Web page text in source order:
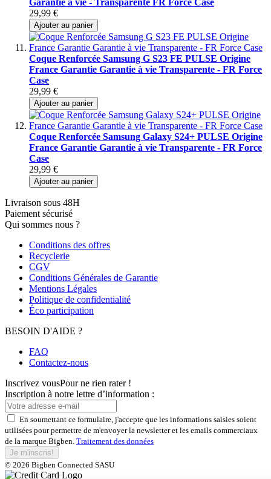
29,99 €
Ajouter au panier
Coque Renforcée Samsung G S23 FE PULSE Origine
France Garantie Garantie à vie Transparente - FR Force
Case
29,99 €
Ajouter au panier
Coque Renforcée Samsung Galaxy S24+ PULSE Origine
France Garantie Garantie à vie Transparente - FR Force
Case
29,99 €
Ajouter au panier
Livraison sous 48H
Paiement sécurisé
Qui sommes nous ?
Conditions des offres
Recyclerie
CGV
Conditions Générales de Garantie
Mentions Légales
Politique de confidentialité
Éco participation
BESOIN D'AIDE ?
FAQ
Contactez-nous
Inscrivez vousPour ne rien rater !
Inscription à notre lettre d’information :
En soumettant ce formulaire, j'accepte que les informations saisies soient
utilisées pour permettre de m'envoyer la newsletter et les emails commerciaux
de la marque Bigben. Traitement des données
Je m'inscris!
© 2026 Bigben Connected SASU